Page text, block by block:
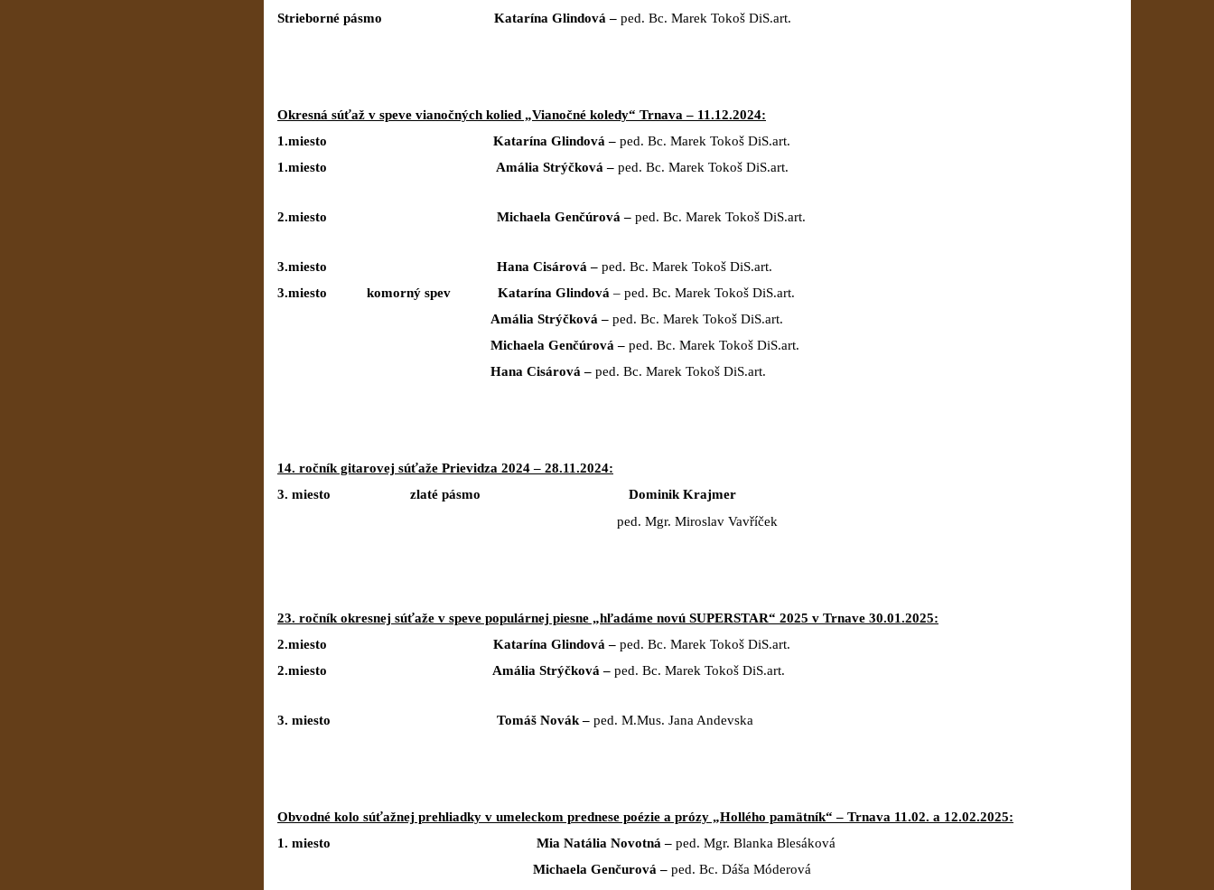
Strieborné pásmo Katarína Glindová – ped. Bc. Marek Tokoš DiS.art.
Okresná súťaž v speve vianočných kolied „Vianočné koledy“ Trnava – 11.12.2024:
1.miesto Katarína Glindová – ped. Bc. Marek Tokoš DiS.art.
1.miesto Amália Strýčková – ped. Bc. Marek Tokoš DiS.art.
2.miesto Michaela Genčúrová – ped. Bc. Marek Tokoš DiS.art.
3.miesto Hana Cisárová – ped. Bc. Marek Tokoš DiS.art.
3.miesto komorný spev Katarína Glindová – ped. Bc. Marek Tokoš DiS.art.
Amália Strýčková –ped. Bc. Marek Tokoš DiS.art.
Michaela Genčúrová –ped. Bc. Marek Tokoš DiS.art.
Hana Cisárová –ped. Bc. Marek Tokoš DiS.art.
14. ročník gitarovej súťaže Prievidza 2024 – 28.11.2024:
3. miesto zlaté pásmo Dominik Krajmer
ped. Mgr. Miroslav Vavříček
23. ročník okresnej súťaže v speve populárnej piesne „hľadáme novú SUPERSTAR“ 2025 v Trnave 30.01.2025:
2.miesto Katarína Glindová – ped. Bc. Marek Tokoš DiS.art.
2.miesto Amália Strýčková – ped. Bc. Marek Tokoš DiS.art.
3. miesto Tomáš Novák – ped. M.Mus. Jana Andevska
Obvodné kolo súťažnej prehliadky v umeleckom prednese poézie a prózy „Hollého pamätník“ – Trnava 11.02. a 12.02.2025:
1. miesto
Mia Natália Novotná –ped. Mgr. Blanka Blesáková
Michaela Genčurová –ped. Bc. Dáša Móderová